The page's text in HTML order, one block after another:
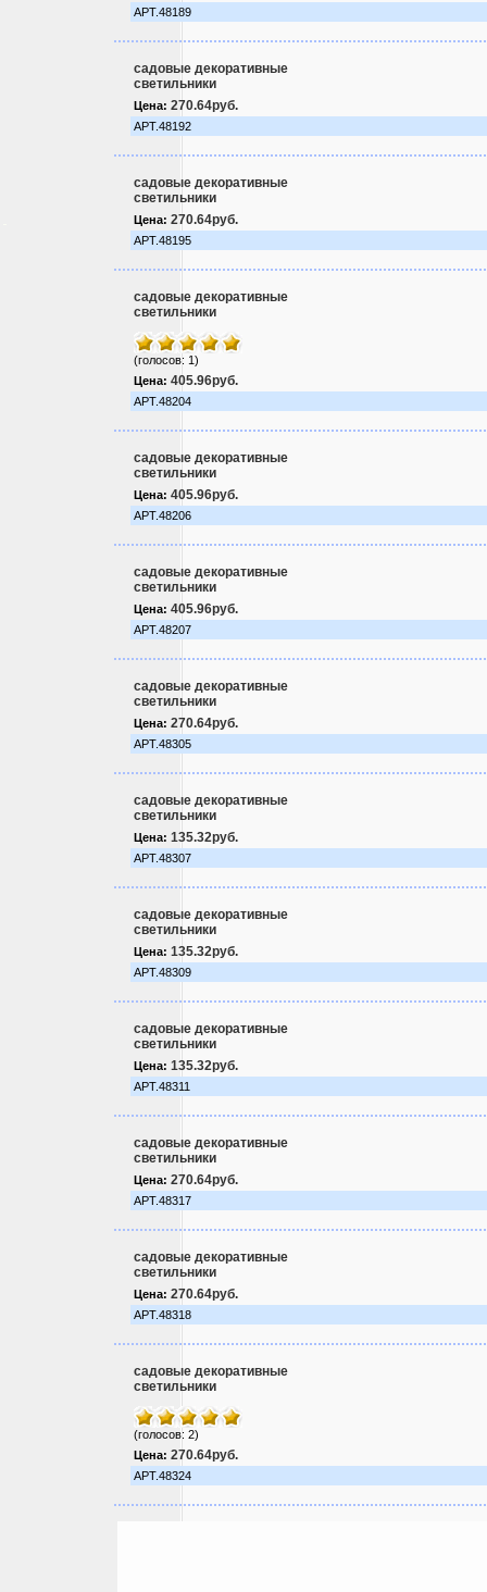
АРТ.48189
садовые декоративные
светильники
Цена: 270.64руб.
АРТ.48192
садовые декоративные
светильники
Цена: 270.64руб.
АРТ.48195
садовые декоративные
светильники
(голосов: 1)
Цена: 405.96руб.
АРТ.48204
садовые декоративные
светильники
Цена: 405.96руб.
АРТ.48206
садовые декоративные
светильники
Цена: 405.96руб.
АРТ.48207
садовые декоративные
светильники
Цена: 270.64руб.
АРТ.48305
садовые декоративные
светильники
Цена: 135.32руб.
АРТ.48307
садовые декоративные
светильники
Цена: 135.32руб.
АРТ.48309
садовые декоративные
светильники
Цена: 135.32руб.
АРТ.48311
садовые декоративные
светильники
Цена: 270.64руб.
АРТ.48317
садовые декоративные
светильники
Цена: 270.64руб.
АРТ.48318
садовые декоративные
светильники
(голосов: 2)
Цена: 270.64руб.
АРТ.48324